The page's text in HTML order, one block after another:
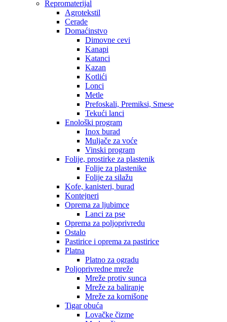
Repromaterijal
Agrotekstil
Cerade
Domaćinstvo
Dimovne cevi
Kanapi
Katanci
Kazan
Kotlići
Lonci
Metle
Prefoskali, Premiksi, Smese
Tekući lanci
Enološki program
Inox burad
Muljače za voće
Vinski program
Folije, prostirke za plastenik
Folije za plastenike
Folije za silažu
Kofe, kanisteri, burad
Kontejneri
Oprema za ljubimce
Lanci za pse
Oprema za poljoprivredu
Ostalo
Pastirice i oprema za pastirice
Platna
Platno za ogradu
Poljoprivredne mreže
Mreže protiv sunca
Mreže za baliranje
Mreže za kornišone
Tigar obuća
Lovačke čizme